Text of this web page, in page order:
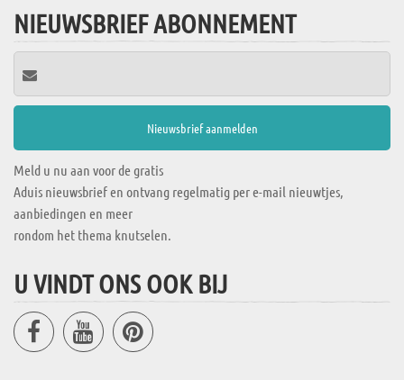
NIEUWSBRIEF ABONNEMENT
Meld u nu aan voor de gratis
Aduis nieuwsbrief en ontvang regelmatig per e-mail nieuwtjes,
aanbiedingen en meer
rondom het thema knutselen.
U VINDT ONS OOK BIJ